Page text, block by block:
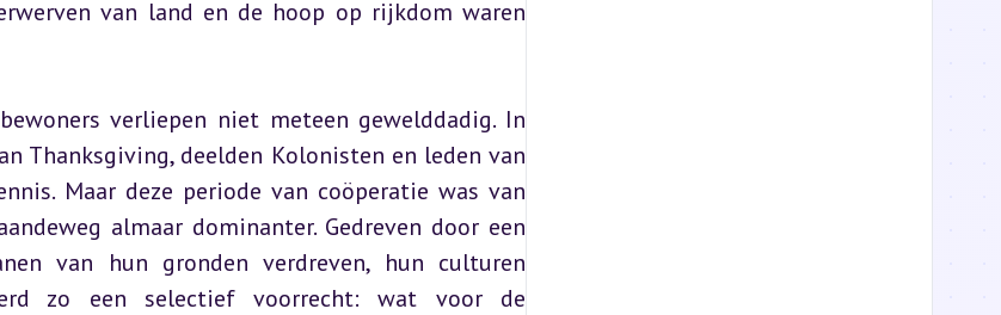
van land en de hoop op rijkdom waren
verliepen niet meteen gewelddadig. In
Thanksgiving, deelden Kolonisten en leden van
Maar deze periode van coöperatie was van
almaar dominanter. Gedreven door een
van hun gronden verdreven, hun culturen
zo een selectief voorrecht: wat voor de